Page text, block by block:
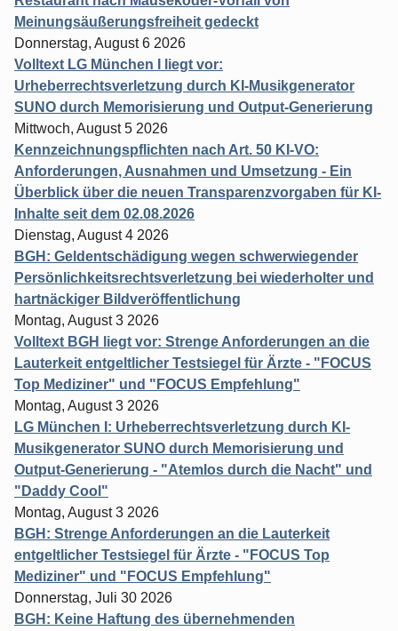
Meinungsäußerungsfreiheit gedeckt
Donnerstag, August 6 2026
Volltext LG München I liegt vor:
Urheberrechtsverletzung durch KI-Musikgenerator
SUNO durch Memorisierung und Output-Generierung
Mittwoch, August 5 2026
Kennzeichnungspflichten nach Art. 50 KI-VO:
Anforderungen, Ausnahmen und Umsetzung - Ein
Überblick über die neuen Transparenzvorgaben für KI-
Inhalte seit dem 02.08.2026
Dienstag, August 4 2026
BGH: Geldentschädigung wegen schwerwiegender
Persönlichkeitsrechtsverletzung bei wiederholter und
hartnäckiger Bildveröffentlichung
Montag, August 3 2026
Volltext BGH liegt vor: Strenge Anforderungen an die
Lauterkeit entgeltlicher Testsiegel für Ärzte - "FOCUS
Top Mediziner" und "FOCUS Empfehlung"
Montag, August 3 2026
LG München I: Urheberrechtsverletzung durch KI-
Musikgenerator SUNO durch Memorisierung und
Output-Generierung - "Atemlos durch die Nacht" und
"Daddy Cool"
Montag, August 3 2026
BGH: Strenge Anforderungen an die Lauterkeit
entgeltlicher Testsiegel für Ärzte - "FOCUS Top
Mediziner" und "FOCUS Empfehlung"
Donnerstag, Juli 30 2026
BGH: Keine Haftung des übernehmenden